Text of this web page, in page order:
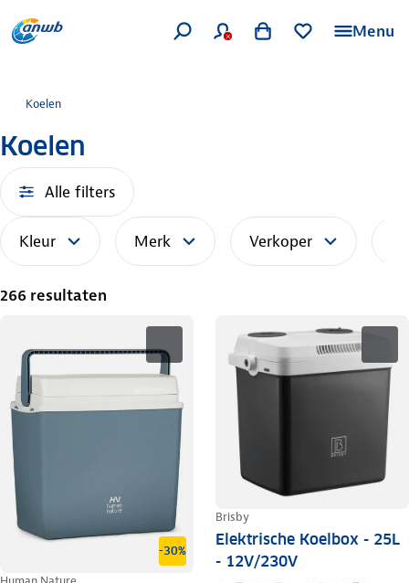
Menu
Koelen
Koelen
Alle filters
Kleur Merk Verkoper
266 resultaten
-30%
Brisby
Elektrische Koelbox - 25L
- 12V/230V